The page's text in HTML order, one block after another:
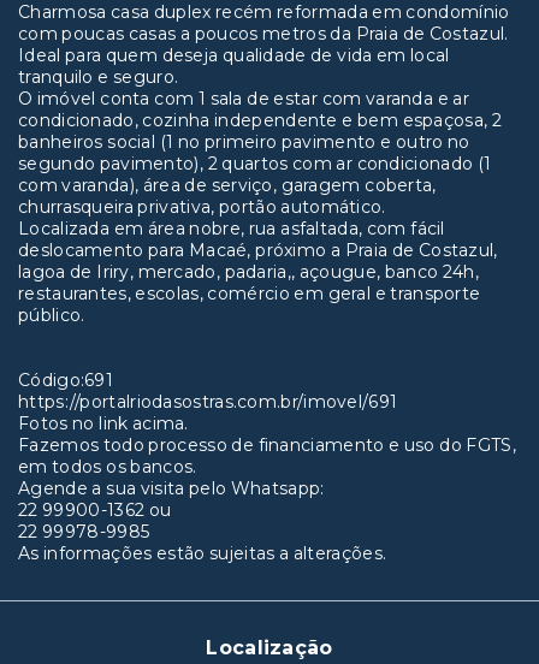
Charmosa casa duplex recém reformada em condomínio
com poucas casas a poucos metros da Praia de Costazul.
Ideal para quem deseja qualidade de vida em local
tranquilo e seguro.
O imóvel conta com 1 sala de estar com varanda e ar
condicionado, cozinha independente e bem espaçosa, 2
banheiros social (1 no primeiro pavimento e outro no
segundo pavimento), 2 quartos com ar condicionado (1
com varanda), área de serviço, garagem coberta,
churrasqueira privativa, portão automático.
Localizada em área nobre, rua asfaltada, com fácil
deslocamento para Macaé, próximo a Praia de Costazul,
lagoa de Iriry, mercado, padaria,, açougue, banco 24h,
restaurantes, escolas, comércio em geral e transporte
público.
Código:691
https://portalriodasostras.com.br/imovel/691
Fotos no link acima.
Fazemos todo processo de financiamento e uso do FGTS,
em todos os bancos.
Agende a sua visita pelo Whatsapp:
22 99900-1362 ou
22 99978-9985
As informações estão sujeitas a alterações.
Localização